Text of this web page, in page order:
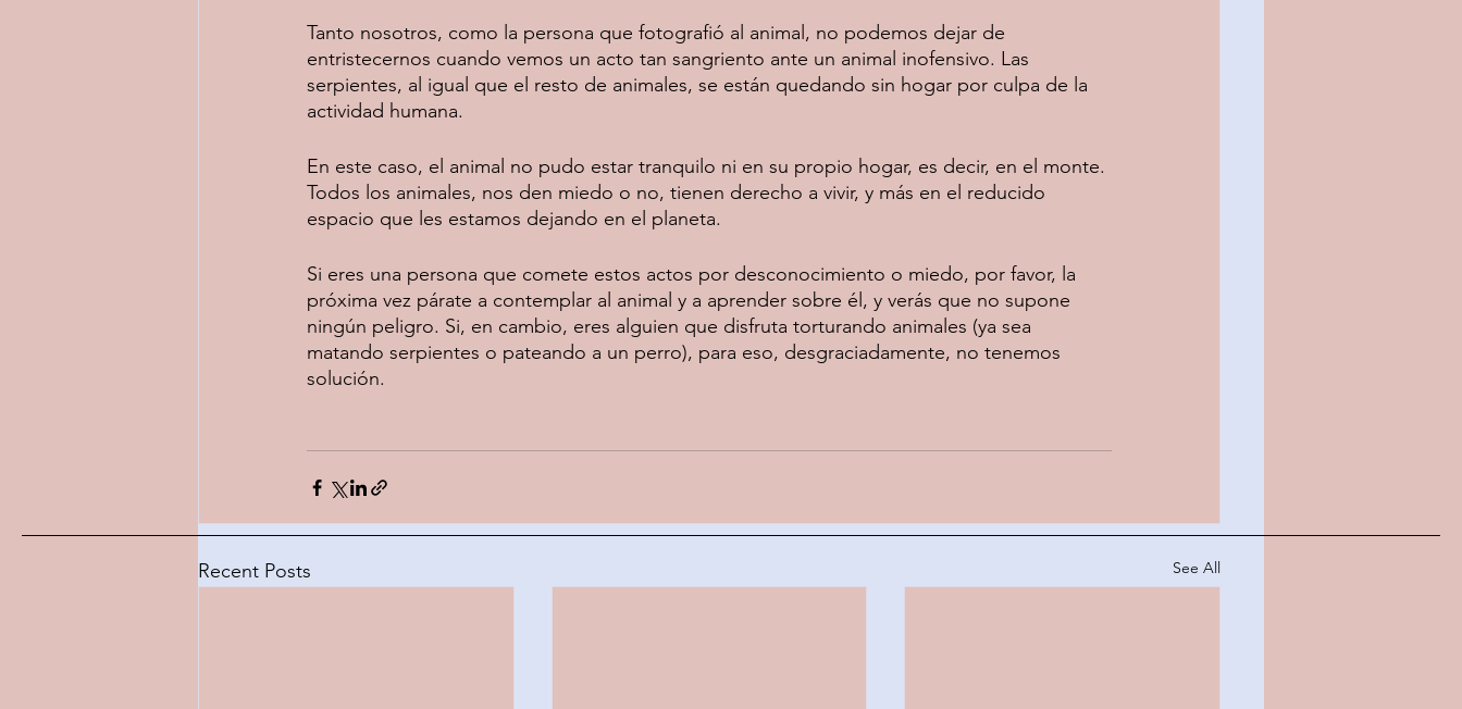
Tanto nosotros, como la persona que fotografió al animal, no podemos dejar de
entristecernos cuando vemos un acto tan sangriento ante un animal inofensivo. Las
serpientes, al igual que el resto de animales, se están quedando sin hogar por culpa de la
actividad humana.
En este caso, el animal no pudo estar tranquilo ni en su propio hogar, es decir, en el monte.
Todos los animales, nos den miedo o no, tienen derecho a vivir, y más en el reducido
espacio que les estamos dejando en el planeta.
Si eres una persona que comete estos actos por desconocimiento o miedo, por favor, la
próxima vez párate a contemplar al animal y a aprender sobre él, y verás que no supone
ningún peligro. Si, en cambio, eres alguien que disfruta torturando animales (ya sea
matando serpientes o pateando a un perro), para eso, desgraciadamente, no tenemos
solución.
Recent Posts See All